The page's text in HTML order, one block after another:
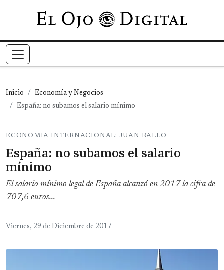
Pasar al contenido principal
Inicio
Economía y Negocios
España: no subamos el salario mínimo
ECONOMIA INTERNACIONAL: JUAN RALLO
España: no subamos el salario
mínimo
El salario mínimo legal de España alcanzó en 2017 la cifra de
707,6 euros...
Viernes, 29 de Diciembre de 2017